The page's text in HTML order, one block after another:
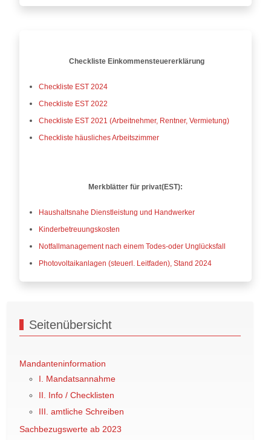
Checkliste Einkommensteuererklärung
Checkliste EST 2024
Checkliste EST 2022
Checkliste EST 2021 (Arbeitnehmer, Rentner, Vermietung)
Checkliste häusliches Arbeitszimmer
Merkblätter für privat(EST):
Haushaltsnahe Dienstleistung und Handwerker
Kinderbetreuungskosten
Notfallmanagement nach einem Todes-oder Unglücksfall
Photovoltaikanlagen (steuerl. Leitfaden), Stand 2024
Seitenübersicht
Mandanteninformation
I. Mandatsannahme
II. Info / Checklisten
III. amtliche Schreiben
Sachbezugswerte ab 2023